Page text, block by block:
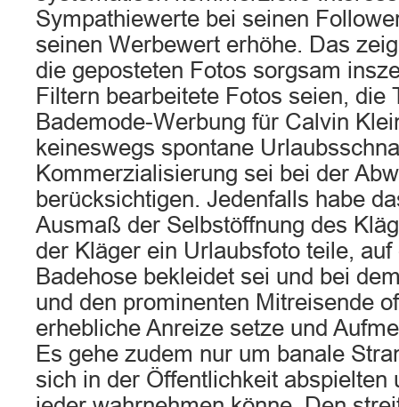
Sympathiewerte bei seinen
seinen Werbewert erhöhe. Das
die geposteten Fotos sorgsam
Filtern bearbeitete Fotos seien, die
Bademode-Werbung für Calvin
keineswegs spontane
Kommerzialisierung sei bei der
berücksichtigen. Jedenfalls habe
Ausmaß der Selbstöffnung des
der Kläger ein Urlaubsfoto teile,
Badehose bekleidet sei und bei
und den prominenten Mitreisende
erhebliche Anreize setze und
Es gehe zudem nur um banale
sich in der Öffentlichkeit abspielten